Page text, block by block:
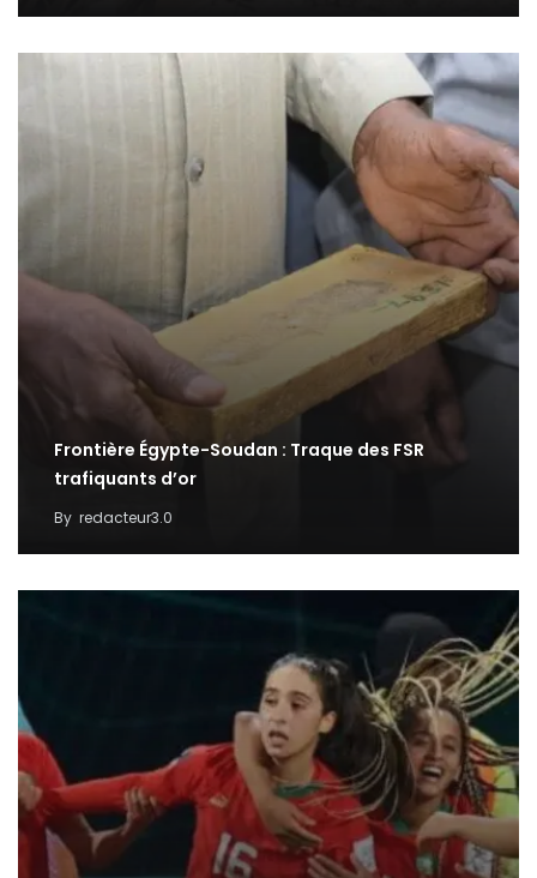
Frontière Égypte-Soudan : Traque des FSR
trafiquants d’or
By redacteur3.0